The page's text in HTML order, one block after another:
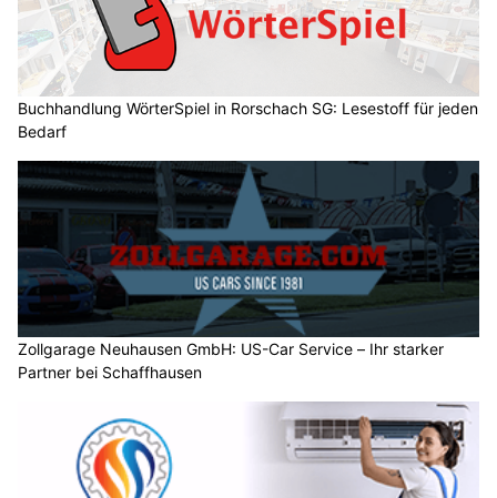
Buchhandlung WörterSpiel in Rorschach SG: Lesestoff für jeden
Bedarf
Zollgarage Neuhausen GmbH: US-Car Service – Ihr starker
Partner bei Schaffhausen